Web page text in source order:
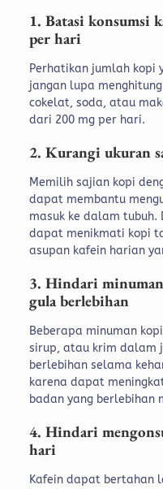
1. Batasi konsumsi
per hari
Perhatikan jumlah kopi
jangan lupa
cokelat, soda, atau
dari 200 mg per hari.
2. Kurangi ukuran
Memilih sajian kopi
dapat membantu
masuk ke dalam
dapat menikmati kopi
asupan kafein harian
3. Hindari
gula berlebihan
Beberapa minuman
sirup, atau krim dalam
berlebihan selama
karena dapat
badan yang berlebihan
4. Hindari
hari
Kafein dapat bertahan